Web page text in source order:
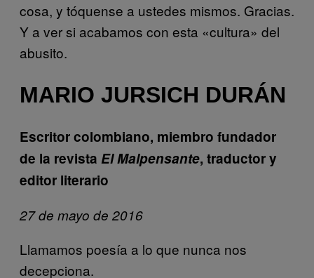
cosa, y tóquense a ustedes mismos. Gracias.
Y a ver si acabamos con esta «cultura» del
abusito.
MARIO JURSICH DURÁN
Escritor colombiano, miembro fundador
de la revista El Malpensante, traductor y
editor literario
27 de mayo de 2016
Llamamos poesía a lo que nunca nos
decepciona.